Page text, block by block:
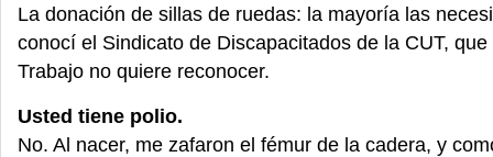
La donación de sillas de ruedas: la mayoría las
conocí el Sindicato de Discapacitados de la CUT,
Trabajo no quiere reconocer.
Usted tiene polio.
No. Al nacer, me zafaron el fémur de la cadera, y